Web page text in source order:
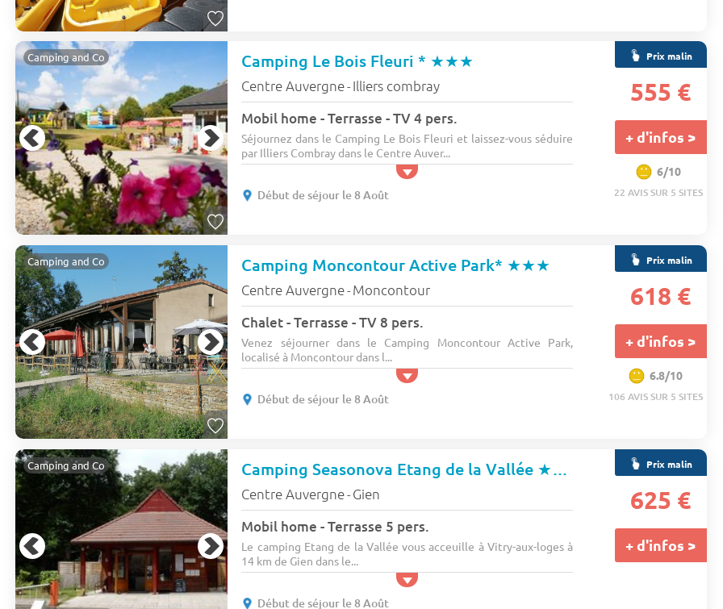
Camping and Co Camping Le Bois Fleuri * ★★★
Centre Auvergne- Illiers combray
Mobil home - Terrasse - TV 4 pers.
Séjournez dans le Camping Le Bois Fleuri et laissez-vous séduire
par Illiers Combray dans le Centre Auver...
Début de séjour le 8 Août
Prix malin
555 €
+ d'infos >
6/10
22 AVIS SUR 5 SITES
Camping and Co Camping Moncontour Active Park* ★★★
Centre Auvergne- Moncontour
Chalet - Terrasse - TV 8 pers.
Venez séjourner dans le Camping Moncontour Active Park,
localisé à Moncontour dans l...
Début de séjour le 8 Août
Prix malin
618 €
+ d'infos >
6.8/10
106 AVIS SUR 5 SITES
Camping and Co Camping Seasonova Etang de la Vallée ★★★
Centre Auvergne- Gien
Mobil home - Terrasse 5 pers.
Le camping Etang de la Vallée vous acceuille à Vitry-aux-loges à
14 km de Gien dans le...
Début de séjour le 8 Août
Prix malin
625 €
+ d'infos >